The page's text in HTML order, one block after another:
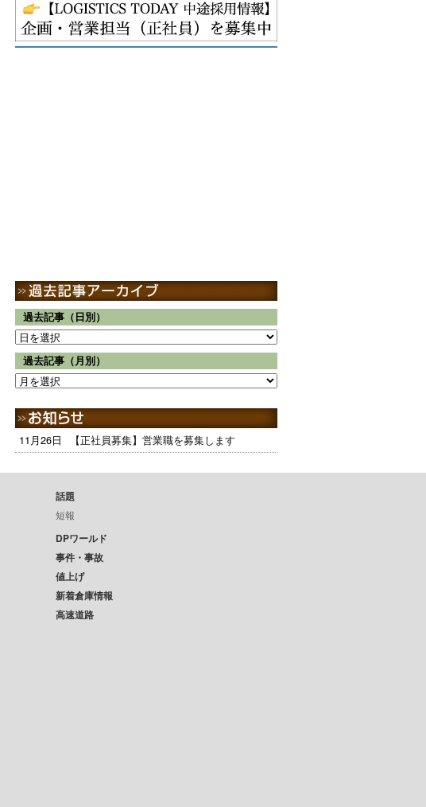
過去記事（日別）
過去記事（月別）
11月26日 【正社員募集】営業職を募集します
話題
短報
DPワールド
事件・事故
値上げ
新着倉庫情報
高速道路